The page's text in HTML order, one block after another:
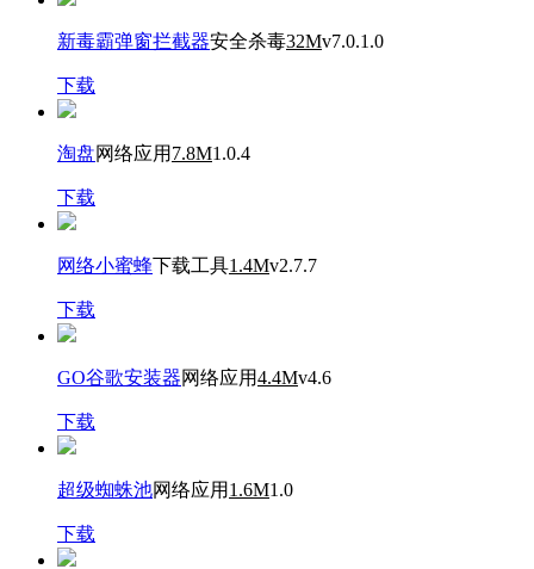
新毒霸弹窗拦截器安全杀毒32Mv7.0.1.0
下载
淘盘网络应用 7.8M1.0.4
下载
网络小蜜蜂下载工具1.4Mv2.7.7
下载
GO谷歌安装器网络应用4.4Mv4.6
下载
超级蜘蛛池网络应用 1.6M1.0
下载